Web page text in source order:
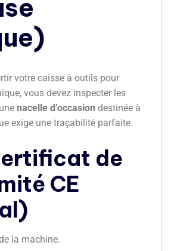
votre caisse à outils pour
vous devez inspecter les
nacelle d’occasion destinée à
exige une traçabilité parfaite.
de
CE
la machine.